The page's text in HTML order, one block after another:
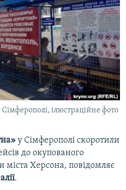
ілюстраційне фото
у Сімферополі скоротили
до окупованого
міста Херсона, повідомляє
.